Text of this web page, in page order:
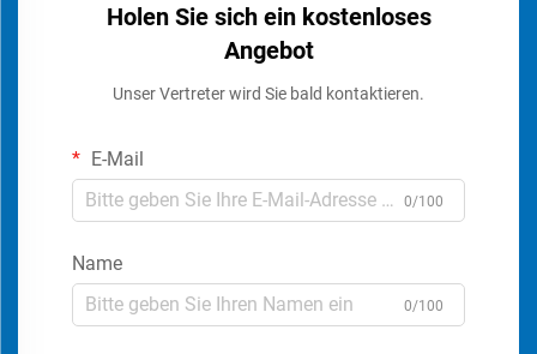
Holen Sie sich ein kostenloses
Angebot
Unser Vertreter wird Sie bald kontaktieren.
E-Mail
0/100
Name
0/100